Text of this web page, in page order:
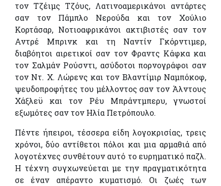
τον Τζέιμς Τζόυς, Λατινοαμερικάνοι αντάρτες
σαν τον Πάμπλο Νερούδα και τον Χούλιο
Κορτάσαρ, Νοτιοαφρικάνοι ακτιβιστές σαν τον
Αντρέ Μπρινκ και τη Ναντίν Γκόρντιμερ,
διαβόητοι αιρετικοί σαν τον Φραντς Κάφκα και
τον Σαλμάν Ρούσντι, ασύδοτοι πορνογράφοι σαν
τον Ντ. Χ. Λώρενς και τον Βλαντίμιρ Ναμπόκοφ,
ψευδοπροφήτες του μέλλοντος σαν τον Άλντους
Χάξλεϋ και τον Ρέυ Μπράντμπερυ, γνωστοί
εξωμότες σαν τον Ηλία Πετρόπουλο.
Πέντε ήπειροι, τέσσερα είδη λογοκρισίας, τρεις
χρόνοι, δύο αντίθετοι πόλοι και μια αρμαθιά από
λογοτέχνες συνθέτουν αυτό το ευρηματικό παζλ.
Η τέχνη συγχωνεύεται με την πραγματικότητα
σε έναν απέραντο κυματισμό. Οι ζωές των